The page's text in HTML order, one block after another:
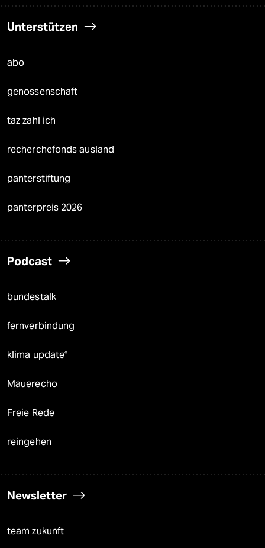
Unterstützen
abo
genossenschaft
taz zahl ich
recherchefonds ausland
panterstiftung
panterpreis 2026
Podcast
bundestalk
fernverbindung
klima update°
Mauerecho
Freie Rede
reingehen
Newsletter
team zukunft